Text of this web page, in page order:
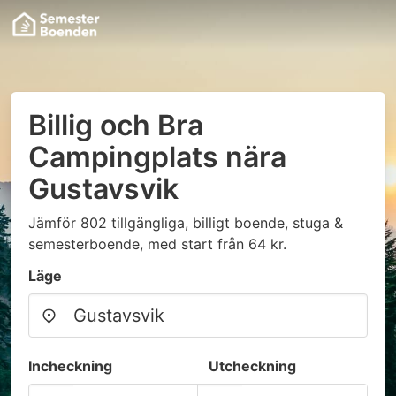
Billig och Bra
Campingplats nära
Gustavsvik
Jämför 802 tillgängliga, billigt boende, stuga &
semesterboende, med start från 64 kr.
Läge
Incheckning Utcheckning